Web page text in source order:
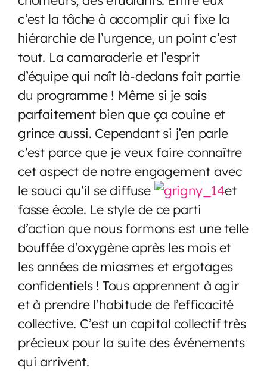
c’est la tâche à accomplir qui fixe la
hiérarchie de l’urgence, un point c’est
tout. La camaraderie et l’esprit
d’équipe qui naît là-dedans fait partie
du programme ! Même si je sais
parfaitement bien que ça couine et
grince aussi. Cependant si j’en parle
c’est parce que je veux faire connaître
cet aspect de notre engagement avec
le souci qu’il se diffuse
et
fasse école. Le style de ce parti
d’action que nous formons est une telle
bouffée d’oxygène après les mois et
les années de miasmes et ergotages
confidentiels ! Tous apprennent à agir
et à prendre l’habitude de l’efficacité
collective. C’est un capital collectif très
précieux pour la suite des événements
qui arrivent.